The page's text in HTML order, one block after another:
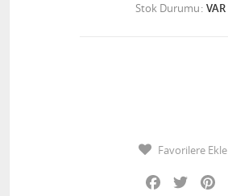
Stok Durumu VAR
Favorilere Ekle
Facebook
Twitter